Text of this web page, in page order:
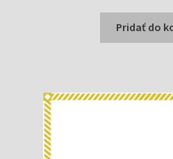
Pridať do